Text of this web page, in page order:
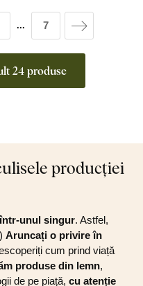
24 produse
... 7
producției
unul singur. Astfel,
Aruncați o privire în
cum prind viață
produse din lemn,
de pe piață, cu atenție